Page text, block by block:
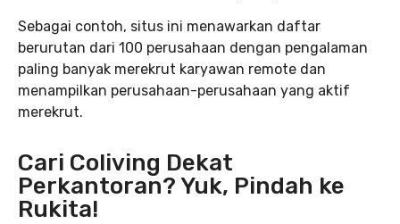
Sebagai contoh, situs ini menawarkan daftar
berurutan dari 100 perusahaan dengan pengalaman
paling banyak merekrut karyawan remote dan
menampilkan perusahaan-perusahaan yang aktif
merekrut.
Cari Coliving Dekat
Perkantoran? Yuk, Pindah ke
Rukita!